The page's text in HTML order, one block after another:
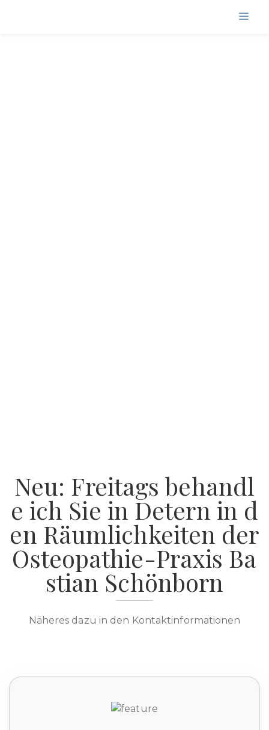
Neu: Freitags behandl
e ich Sie in Detern in d
en Räumlichkeiten der
Osteopathie-Praxis Ba
stian Schönborn
Näheres dazu in den Kontaktinformationen